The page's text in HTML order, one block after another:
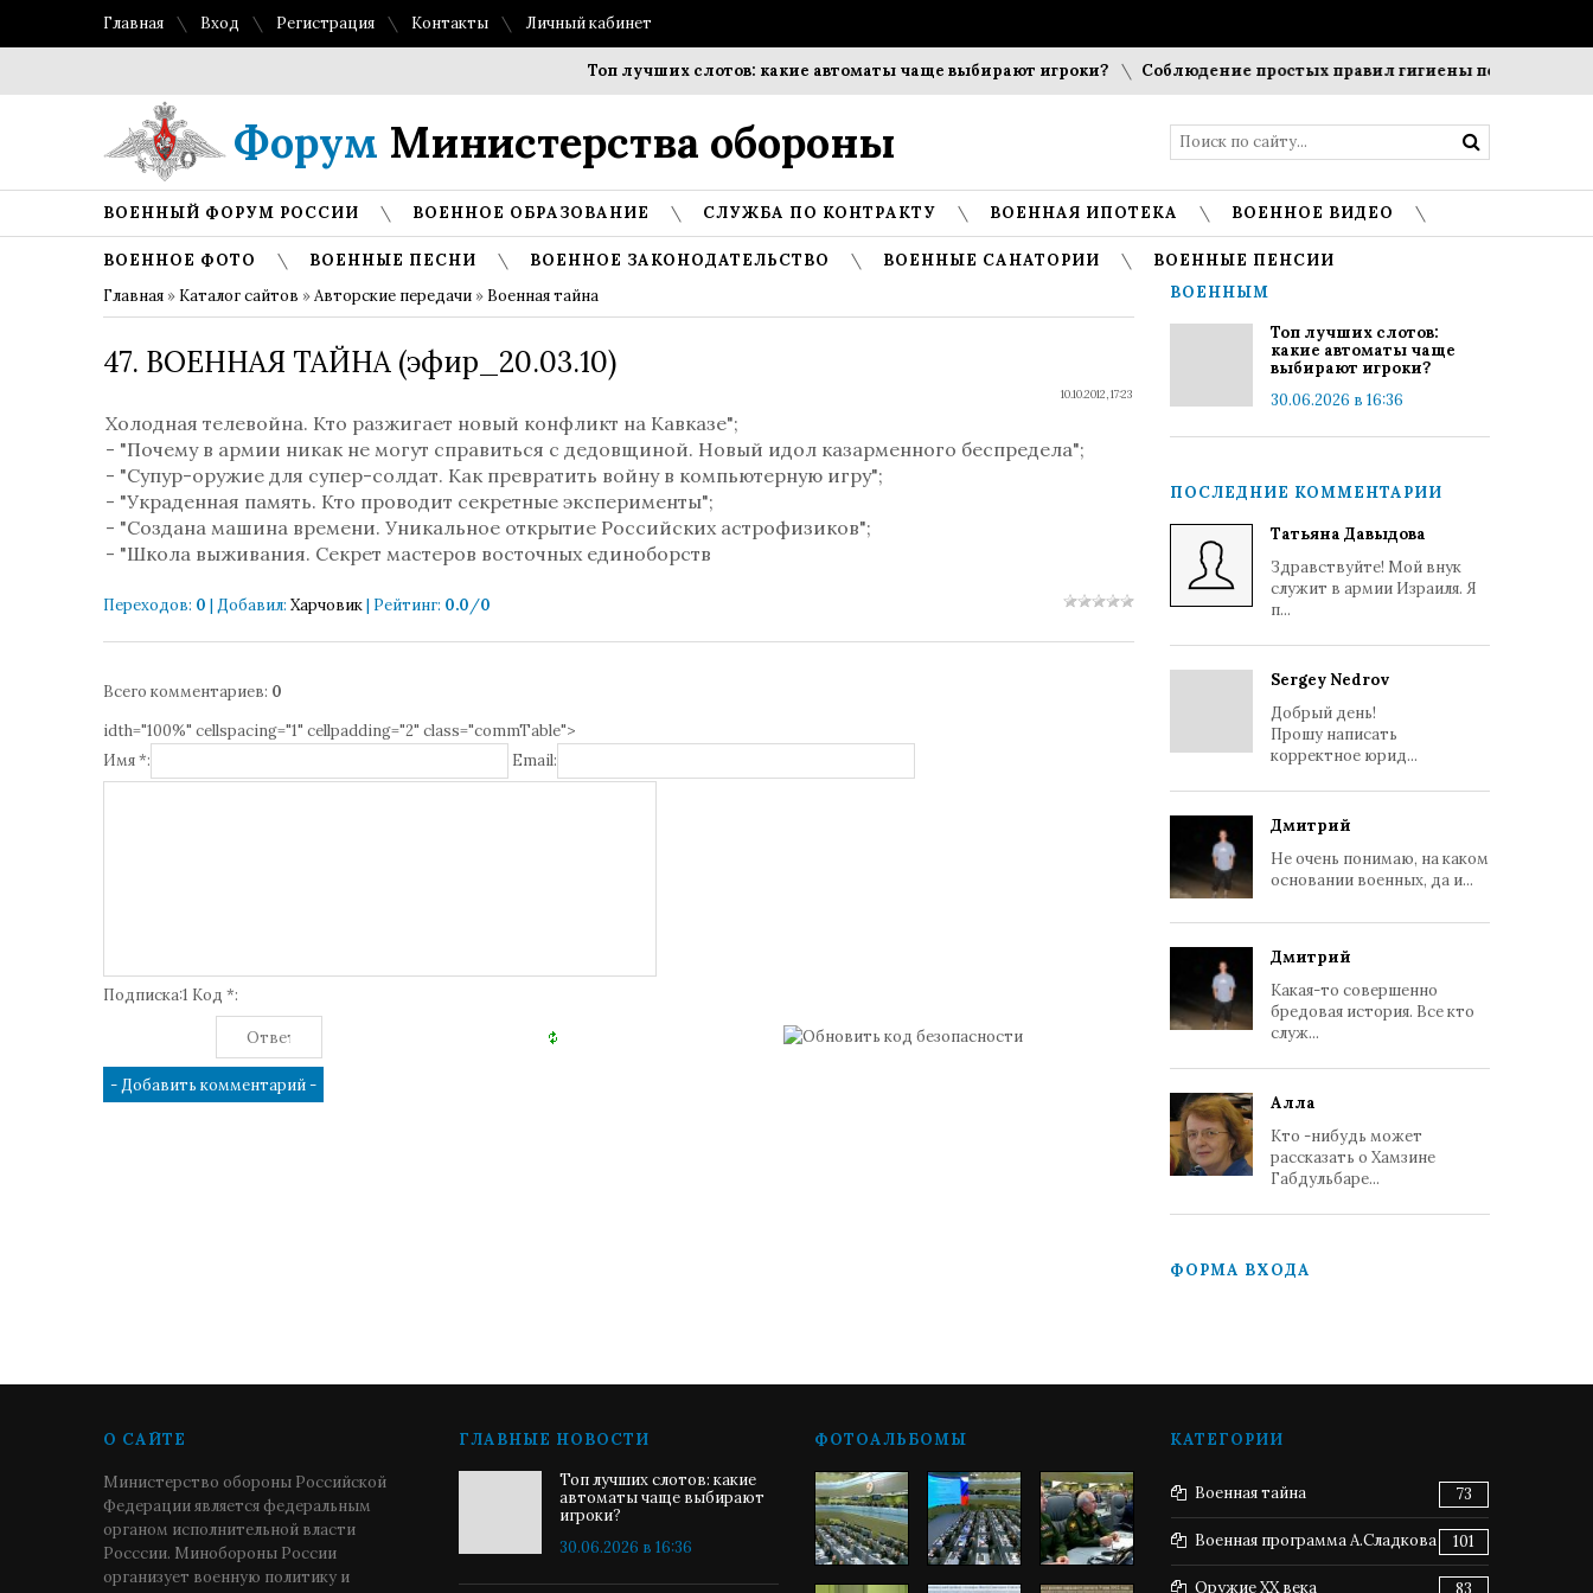
Главная Вход Регистрация Контакты Личный кабинет
Топ лучших слотов: какие автоматы чаще выбирают игроки? Соблюдение простых правил гигиены помогает
Форум Министерства обороны
ВОЕННЫЙ ФОРУМ РОССИИ ВОЕННОЕ ОБРАЗОВАНИЕ СЛУЖБА ПО КОНТРАКТУ ВОЕННАЯ ИПОТЕКА ВОЕННОЕ ВИДЕО
ВОЕННОЕ ФОТО ВОЕННЫЕ ПЕСНИ ВОЕННОЕ ЗАКОНОДАТЕЛЬСТВО ВОЕННЫЕ САНАТОРИИ
ВОЕННЫЕ ПЕНСИИ
Главная » Каталог сайтов »Авторские передачи » Военная тайна
47. ВОЕННАЯ ТАЙНА (эфир_20.03.10)
10.10.2012, 17:23
Холодная телевойна. Кто разжигает новый конфликт на Кавказе";
- "Почему в армии никак не могут справиться с дедовщиной. Новый идол казарменного беспредела";
- "Супур-оружие для супер-солдат. Как превратить войну в компьютерную игру";
- "Украденная память. Кто проводит секретные эксперименты";
- "Создана машина времени. Уникальное открытие Российских астрофизиков";
- "Школа выживания. Секрет мастеров восточных единоборств
Переходов: 0 | Добавил: Харчовик| Рейтинг: 0.0/0
Всего комментариев: 0
idth="100%" cellspacing="1" cellpadding="2" class="commTable">
Имя *:
Email:
Подписка:1 Код *:
ВОЕННЫМ
Топ лучших слотов:
какие автоматы чаще
выбирают игроки?
30.06.2026 в 16:36
ПОСЛЕДНИЕ КОММЕНТАРИИ
Татьяна Давыдова
Здравствуйте! Мой внук
служит в армии Израиля. Я
п...
Sergey Nedrov
Добрый день!
Прошу написать
корректное юрид...
Дмитрий
Не очень понимаю, на каком
основании военных, да и...
Дмитрий
Какая-то совершенно
бредовая история. Все кто
служ...
Алла
Кто -нибудь может
рассказать о Хамзине
Габдульбаре...
ФОРМА ВХОДА
О САЙТЕ
Министерство обороны Российской
Федерации является федеральным
органом исполнительной власти
Росссии. Минобороны России
организует военную политику и
ГЛАВНЫЕ НОВОСТИ
Топ лучших слотов: какие
автоматы чаще выбирают
игроки?
30.06.2026 в 16:36
ФОТОАЛЬБОМЫ КАТЕГОРИИ
Военная тайна 73
Военная программа А.Сладкова 101
Оружие XX века 83